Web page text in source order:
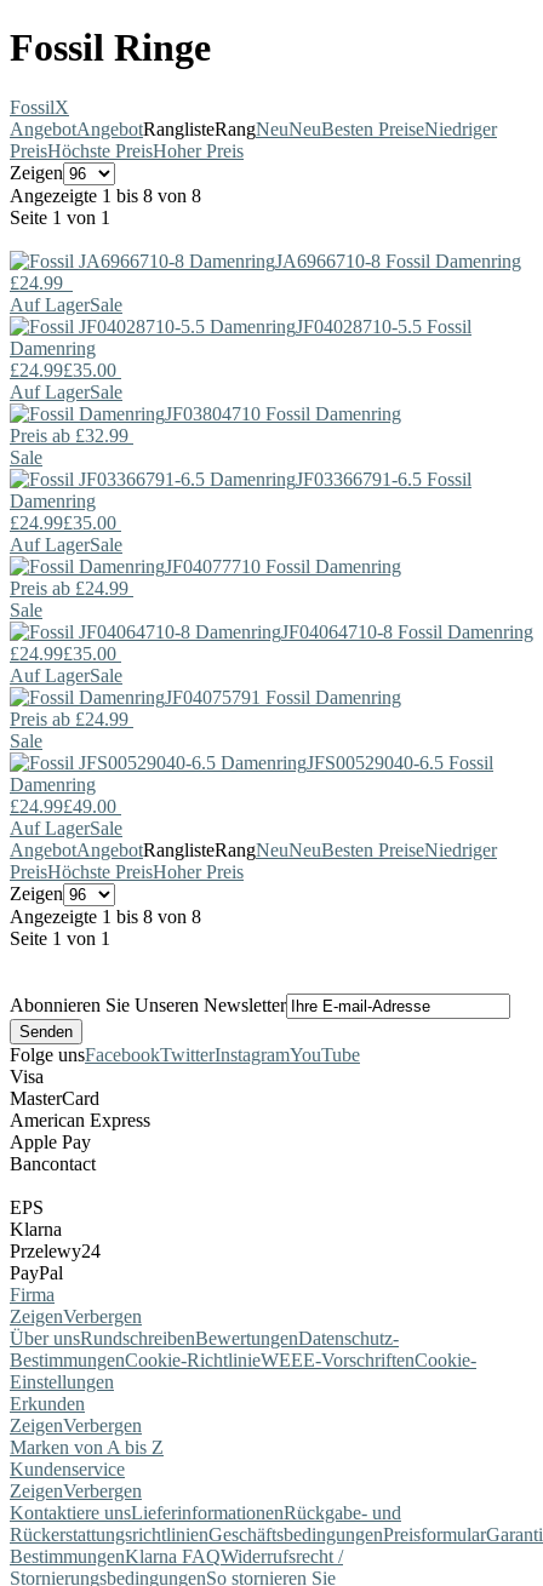
Fossil Ringe
FossilX
AngebotAngebotRanglisteRangNeuNeuBesten PreiseNiedriger
PreisHöchste PreisHoher Preis
Zeigen
Angezeigte 1 bis 8 von 8
Seite 1 von 1
JA6966710-8 Fossil Damenring
£24.99
Auf LagerSale
JF04028710-5.5 Fossil
Damenring
£24.99£35.00
Auf LagerSale
JF03804710 Fossil Damenring
Preis ab £32.99
Sale
JF03366791-6.5 Fossil
Damenring
£24.99£35.00
Auf LagerSale
JF04077710 Fossil Damenring
Preis ab £24.99
Sale
JF04064710-8 Fossil Damenring
£24.99£35.00
Auf LagerSale
JF04075791 Fossil Damenring
Preis ab £24.99
Sale
JFS00529040-6.5 Fossil
Damenring
£24.99£49.00
Auf LagerSale
AngebotAngebotRanglisteRangNeuNeuBesten PreiseNiedriger
PreisHöchste PreisHoher Preis
Zeigen
Angezeigte 1 bis 8 von 8
Seite 1 von 1
Abonnieren Sie Unseren Newsletter
Folge unsFacebookTwitterInstagramYouTube
Visa
MasterCard
American Express
Apple Pay
Bancontact
EPS
Klarna
Przelewy24
PayPal
Firma
ZeigenVerbergen
Über unsRundschreibenBewertungenDatenschutz-
BestimmungenCookie-RichtlinieWEEE-VorschriftenCookie-
Einstellungen
Erkunden
ZeigenVerbergen
Marken von A bis Z
Kundenservice
ZeigenVerbergen
Kontaktiere unsLieferinformationenRückgabe- und
RückerstattungsrichtlinienGeschäftsbedingungenPreisformular
BestimmungenKlarna FAQWiderrufsrecht /
StornierungsbedingungenSo stornieren Sie